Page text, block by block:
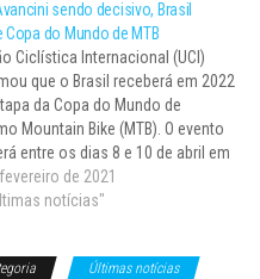
sendo decisivo, Brasil
Copa do Mundo de MTB
Ciclística Internacional (UCI)
que o Brasil receberá em 2022
da Copa do Mundo de
Mountain Bike (MTB). O evento
entre os dias 8 e 10 de abril em
(RJ). A organização será da
Michelin, em parceria com a
de 2021
notícias"
Últimas notícias